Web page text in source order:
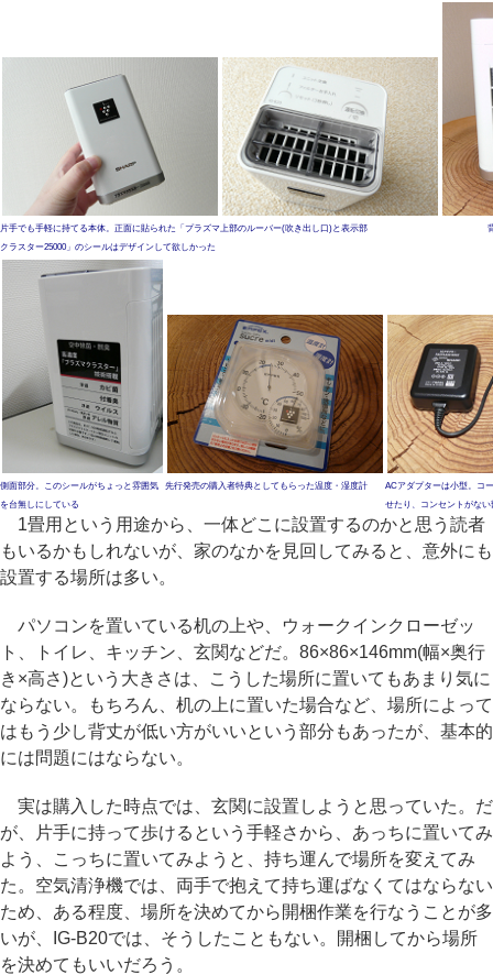
片手でも手軽に持てる本体。正面に貼られた「プラズマ
クラスター25000」のシールはデザインして欲しかった
上部のルーバー(吹き出し口)と表示部
側面部分。このシールがちょっと雰囲気
を台無しにしている
先行発売の購入者特典としてもらった温度・湿度計
ACアダプターは小型。コ
せたり、コンセントがな
1畳用という用途から、一体どこに設置するのかと思う読者
もいるかもしれないが、家のなかを見回してみると、意外にも
設置する場所は多い。
パソコンを置いている机の上や、ウォークインクローゼッ
ト、トイレ、キッチン、玄関などだ。86×86×146mm(幅×奥行
き×高さ)という大きさは、こうした場所に置いてもあまり気に
ならない。もちろん、机の上に置いた場合など、場所によって
はもう少し背丈が低い方がいいという部分もあったが、基本的
には問題にはならない。
実は購入した時点では、玄関に設置しようと思っていた。だ
が、片手に持って歩けるという手軽さから、あっちに置いてみ
よう、こっちに置いてみようと、持ち運んで場所を変えてみ
た。空気清浄機では、両手で抱えて持ち運ばなくてはならない
ため、ある程度、場所を決めてから開梱作業を行なうことが多
いが、IG-B20では、そうしたこともない。開梱してから場所
を決めてもいいだろう。